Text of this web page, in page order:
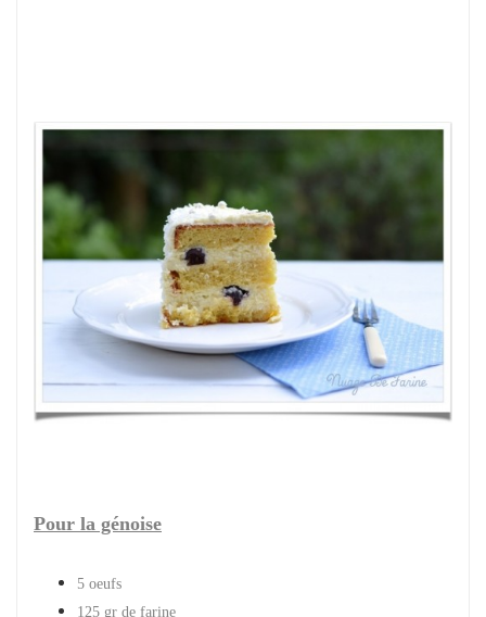
Pour la génoise
5 oeufs
125 gr de farine